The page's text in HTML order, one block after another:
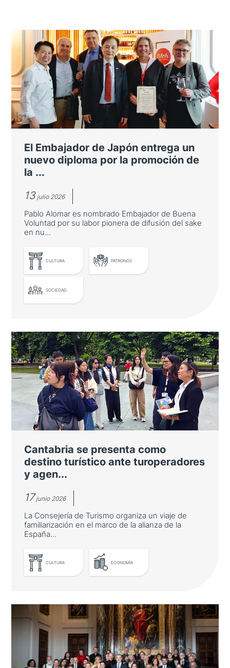
El Embajador de Japón entrega un
nuevo diploma por la promoción de
la ...
13 julio 2026
Pablo Alomar es nombrado Embajador de Buena
Voluntad por su labor pionera de difusión del sake
en nu...
CULTURA PATRONOS
SOCIEDAD
El Embajador de Japón entrega un
nuevo diploma por la promoción de
la gastronomía japonesa
Pablo Alomar es nombrado Embajador de
Buena Voluntad por su labor pionera de
difusión del sake en nuestro país
Cantabria se presenta como
destino turístico ante turoperadores
y agen...
17 junio 2026
La Consejería de Turismo organiza un viaje de
familiarización en el marco de la alianza de la
España...
CULTURA ECONOMÍA
Cantabria se presenta como
destino turístico ante
turoperadores y agentes de viaje
japoneses